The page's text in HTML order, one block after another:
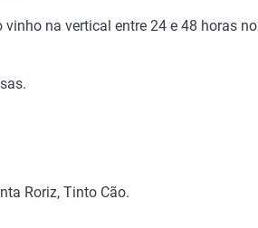
na vertical entre 24 e 48 horas no
Roriz, Tinto Cão.